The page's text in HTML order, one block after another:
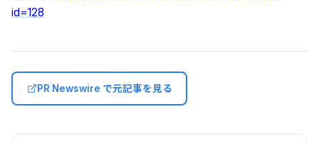
id=128
PR Newswire で元記事を見る